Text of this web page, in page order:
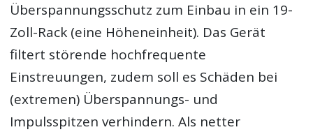
Überspannungsschutz zum Einbau in ein 19-
Zoll-Rack (eine Höheneinheit). Das Gerät
filtert störende hochfrequente
Einstreuungen, zudem soll es Schäden bei
(extremen) Überspannungs- und
Impulsspitzen verhindern. Als netter